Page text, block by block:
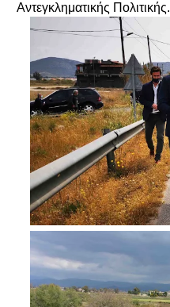
Αντεγκληματικής Πολιτικής.